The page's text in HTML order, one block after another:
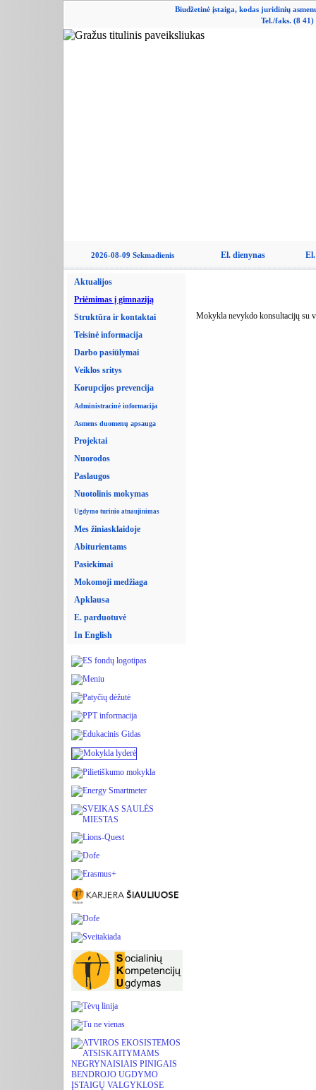
Biudžetinė įstaiga, kodas juridinių
Tel./faks. (8
2026-08-09 Sekmadienis El. dienynas
Aktualijos
Priėmimas į gimnaziją
Struktūra ir kontaktai
Teisinė informacija
Darbo pasiūlymai
Veiklos sritys
Korupcijos prevencija
Administracinė informacija
Asmens duomenų apsauga
Projektai
Nuorodos
Paslaugos
Nuotolinis mokymas
Ugdymo turinio atnaujinimas
Mes žiniasklaidoje
Abiturientams
Pasiekimai
Mokomoji medžiaga
Apklausa
E. parduotuvė
In English
Mokykla nevykdo konsultacijų su